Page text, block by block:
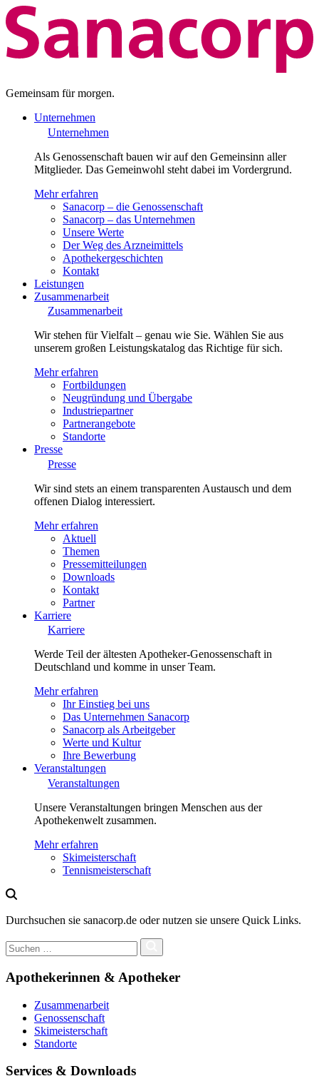
Gemeinsam für morgen.
Unternehmen
Unternehmen
Als Genossenschaft bauen wir auf den Gemeinsinn aller
Mitglieder. Das Gemeinwohl steht dabei im Vordergrund.
Mehr erfahren
Sanacorp – die Genossenschaft
Sanacorp – das Unternehmen
Unsere Werte
Der Weg des Arzneimittels
Apothekergeschichten
Kontakt
Leistungen
Zusammenarbeit
Zusammenarbeit
Wir stehen für Vielfalt – genau wie Sie. Wählen Sie aus
unserem großen Leistungskatalog das Richtige für sich.
Mehr erfahren
Fortbildungen
Neugründung und Übergabe
Industriepartner
Partnerangebote
Standorte
Presse
Presse
Wir sind stets an einem transparenten Austausch und dem
offenen Dialog interessiert.
Mehr erfahren
Aktuell
Themen
Pressemitteilungen
Downloads
Kontakt
Partner
Karriere
Karriere
Werde Teil der ältesten Apotheker-Genossenschaft in
Deutschland und komme in unser Team.
Mehr erfahren
Ihr Einstieg bei uns
Das Unternehmen Sanacorp
Sanacorp als Arbeitgeber
Werte und Kultur
Ihre Bewerbung
Veranstaltungen
Veranstaltungen
Unsere Veranstaltungen bringen Menschen aus der
Apothekenwelt zusammen.
Mehr erfahren
Skimeisterschaft
Tennismeisterschaft
Durchsuchen sie sanacorp.de oder nutzen sie unsere Quick Links.
Apothekerinnen & Apotheker
Zusammenarbeit
Genossenschaft
Skimeisterschaft
Standorte
Services & Downloads